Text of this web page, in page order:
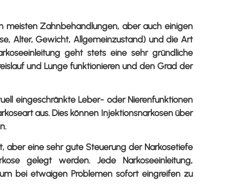
meisten Zahnbehandlungen, aber auch einigen
Alter, Gewicht, Allgemeinzustand) und die Art
geht stets eine sehr gründliche
und Lunge funktionieren und den Grad der
eingeschränkte Leber- oder Nierenfunktionen
aus. Dies können Injektionsnarkosen über
aber eine sehr gute Steuerung der Narkosetiefe
gelegt werden. Jede Narkoseeinleitung,
bei etwaigen Problemen sofort eingreifen zu